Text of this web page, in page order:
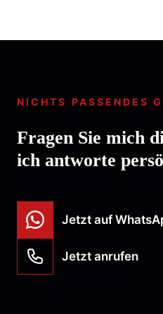
NICHTS PASSENDES
Fragen Sie mich
ich antworte
Jetzt auf
Jetzt anrufen